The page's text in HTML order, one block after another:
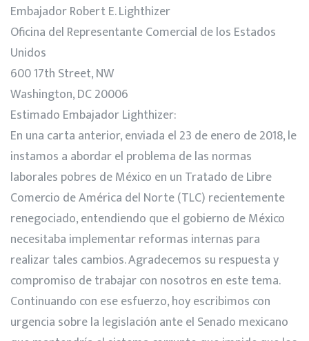
Embajador Robert E. Lighthizer
Oficina del Representante Comercial de los Estados
Unidos
600 17th Street, NW
Washington, DC 20006
Estimado Embajador Lighthizer:
En una carta anterior, enviada el 23 de enero de 2018, le
instamos a abordar el problema de las normas
laborales pobres de México en un Tratado de Libre
Comercio de América del Norte (TLC) recientemente
renegociado, entendiendo que el gobierno de México
necesitaba implementar reformas internas para
realizar tales cambios. Agradecemos su respuesta y
compromiso de trabajar con nosotros en este tema.
Continuando con ese esfuerzo, hoy escribimos con
urgencia sobre la legislación ante el Senado mexicano